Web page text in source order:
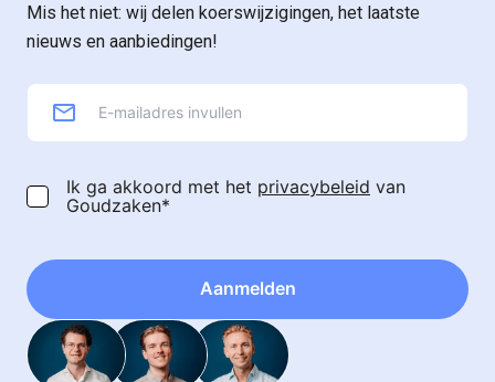
Mis het niet: wij delen koerswijzigingen, het laatste
nieuws en aanbiedingen!
Ik ga akkoord met het privacybeleid van
Goudzaken*
Aanmelden